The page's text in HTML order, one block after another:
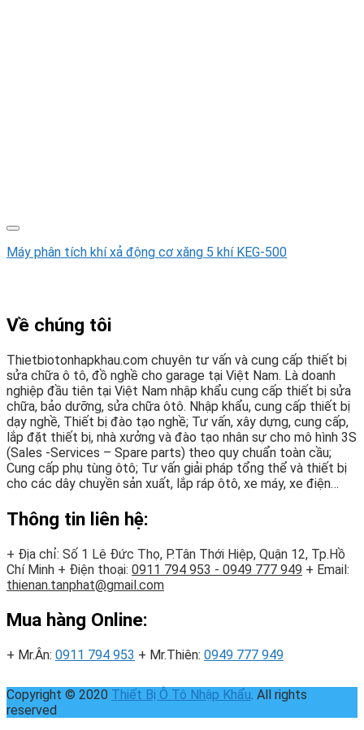
Máy phân tích khí xả động cơ xăng 5 khí KEG-500
Về chúng tôi
Thietbiotonhapkhau.com chuyên tư vấn và cung cấp thiết bị
sửa chữa ô tô, đồ nghề cho garage tại Việt Nam. Là doanh
nghiệp đầu tiên tại Việt Nam nhập khẩu cung cấp thiết bị sửa
chữa, bảo dưỡng, sửa chữa ôtô. Nhập khẩu, cung cấp thiết bị
dạy nghề, Thiết bị đào tạo nghề; Tư vấn, xây dựng, cung cấp,
lắp đặt thiết bị, nhà xưởng và đào tạo nhân sự cho mô hình 3S
(Sales -Services – Spare parts) theo quy chuẩn toàn cầu;
Cung cấp phụ tùng ôtô; Tư vấn giải pháp tổng thể và thiết bị
cho các dây chuyền sản xuất, lắp ráp ôtô, xe máy, xe điện…
Thông tin liên hệ:
+ Địa chỉ: Số 1 Lê Đức Thọ, P.Tân Thới Hiệp, Quận 12, Tp.Hồ
Chí Minh + Điện thoại: 0911 794 953 - 0949 777 949 + Email:
thienan.tanphat@gmail.com
Mua hàng Online:
+ Mr.Ân: 0911 794 953 + Mr.Thiên: 0949 777 949
Copyright © 2020 Thiết Bị Ô Tô Nhập Khẩu. All rights
reserved